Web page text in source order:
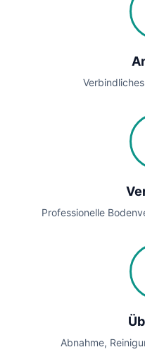
Professionelle
Abnahme,